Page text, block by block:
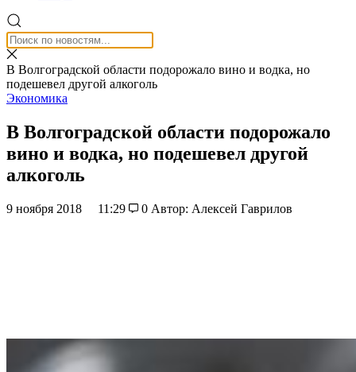
В Волгоградской области подорожало вино и водка, но
подешевел другой алкоголь
Экономика
В Волгоградской области подорожало
вино и водка, но подешевел другой
алкоголь
9 ноября 2018 11:29 0 Автор: Алексей Гаврилов